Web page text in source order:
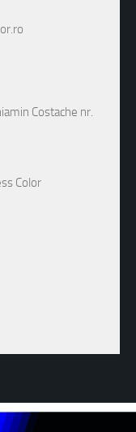
Costache nr.
Color